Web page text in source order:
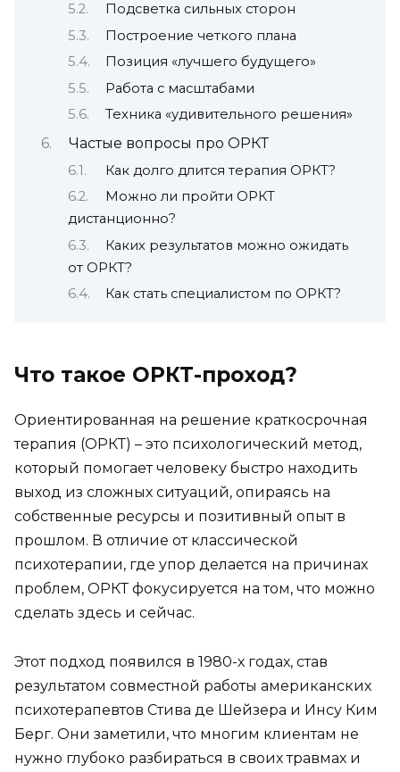
Подсветка сильных сторон
Построение четкого плана
Позиция «лучшего будущего»
Работа с масштабами
Техника «удивительного решения»
Частые вопросы про ОРКТ
Как долго длится терапия ОРКТ?
Можно ли пройти ОРКТ
дистанционно?
Каких результатов можно ожидать
от ОРКТ?
Как стать специалистом по ОРКТ?
Что такое ОРКТ-проход?
Ориентированная на решение краткосрочная
терапия (ОРКТ) – это психологический метод,
который помогает человеку быстро находить
выход из сложных ситуаций, опираясь на
собственные ресурсы и позитивный опыт в
прошлом. В отличие от классической
психотерапии, где упор делается на причинах
проблем, ОРКТ фокусируется на том, что можно
сделать здесь и сейчас.
Этот подход появился в 1980-х годах, став
результатом совместной работы американских
психотерапевтов Стива де Шейзера и Инсу Ким
Берг. Они заметили, что многим клиентам не
нужно глубоко разбираться в своих травмах и